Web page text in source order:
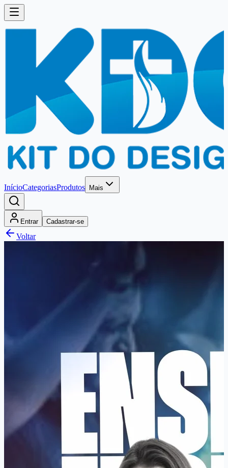
InícioCategoriasProdutos Mais
Entrar Cadastrar-se
Voltar